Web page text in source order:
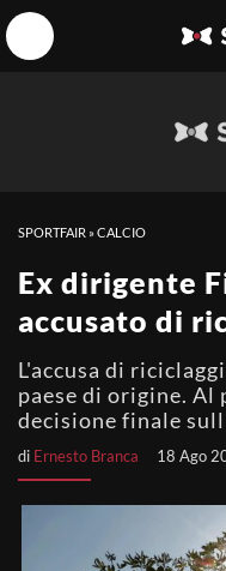
SPORTFAIR »CALCIO
Ex dirigente
accusato di
L'accusa di
paese di origine. Al
decisione finale
di Ernesto Branca 18 Ago